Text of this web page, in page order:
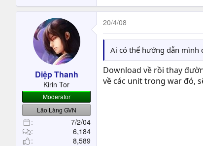
Diệp Thanh
Kirin Tor
Moderator
Lão Làng GVN
7/2/04
6,184
8,589
20/4/08
Ai có thể hướng dẫn mình
Download về rồi thay
về các unit trong war đó,